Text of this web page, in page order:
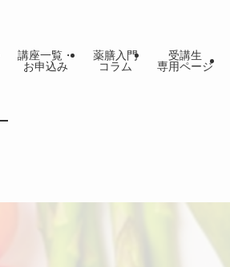
講座一覧・
お申込み
薬膳入門
コラム
受講生
専用ページ